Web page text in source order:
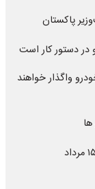
پاکستان
در دستور کار است
واگذار خواهند